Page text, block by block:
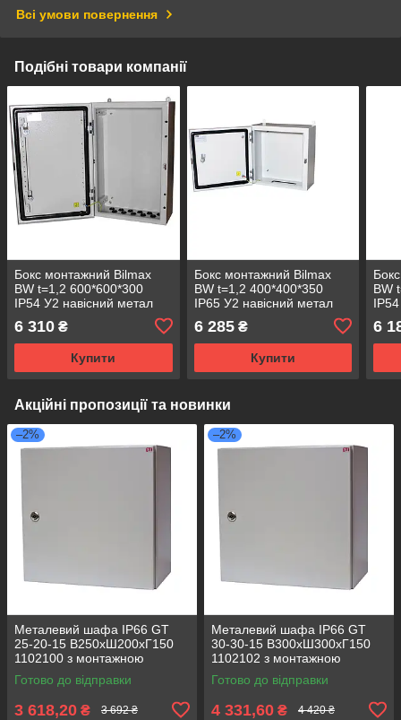
Всі умови повернення
Подібні товари компанії
Бокс монтажний Bilmax
BW t=1,2 600*600*300
IP54 У2 навісний метал
(металева шафа)
6 310 ₴
Купити
Бокс монтажний Bilmax
BW t=1,2 400*400*350
IP65 У2 навісний метал
замок (металева шафа)
6 285₴
Купити
BW
6
Акційні пропозиції та новинки
–2%
Металевий шафа IP66 GT
25-20-15 В250хШ200хГ150
1102100 з монтажною
панеллю (розподільчий, 1
замок)
Готово до відправки
3 618,20 ₴ 3 692 ₴
–2%
Металевий шафа IP66 GT
30-30-15 В300хШ300хГ150
1102102 з монтажною
панеллю (розподільчий, 1
замок)
Готово до відправки
4 331,60 ₴ 4 420 ₴